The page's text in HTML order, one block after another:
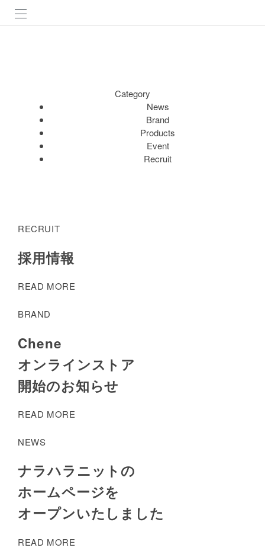
Category
News
Brand
Products
Event
Recruit
RECRUIT
採用情報
READ MORE
BRAND
Chene
オンラインストア
開始のお知らせ
READ MORE
NEWS
ナラハラニットの
ホームページを
オープンいたしました
READ MORE